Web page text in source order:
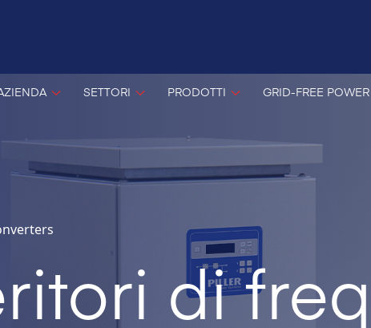
SETTORI PRODOTTI GRID-FREE POWER
di